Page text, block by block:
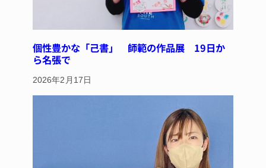
個性豊かな「己書」 師範の作品展 19日か
ら名張で
2026年2月17日